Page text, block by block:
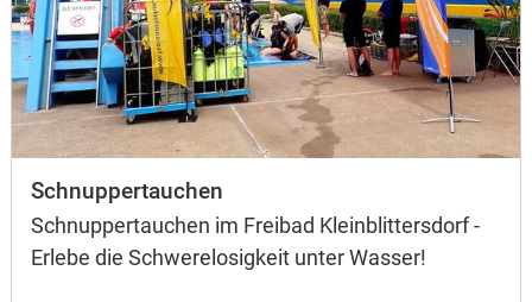
Schnuppertauchen
Schnuppertauchen im Freibad Kleinblittersdorf -
Erlebe die Schwerelosigkeit unter Wasser!